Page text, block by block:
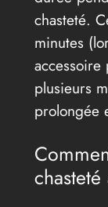
chasteté.
minutes
plusieurs
prolongée